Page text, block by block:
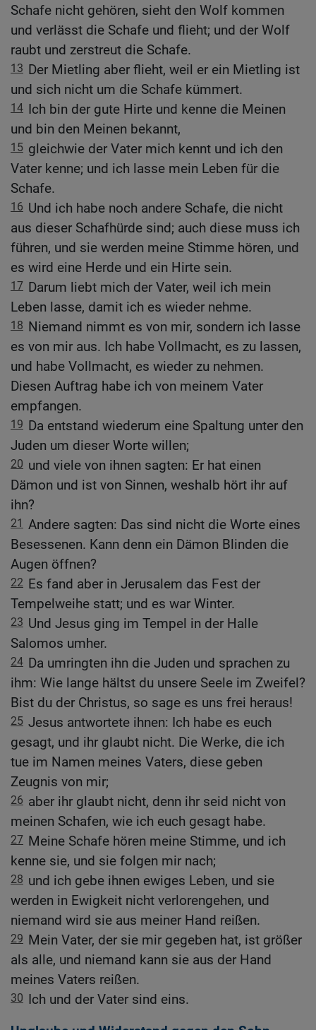
Schafe nicht gehören, sieht den Wolf kommen
und verlässt die Schafe und flieht; und der Wolf
raubt und zerstreut die Schafe.
13 Der Mietling aber flieht, weil er ein Mietling ist
und sich nicht um die Schafe kümmert.
14 Ich bin der gute Hirte und kenne die Meinen
und bin den Meinen bekannt,
15 gleichwie der Vater mich kennt und ich den
Vater kenne; und ich lasse mein Leben für die
Schafe.
16 Und ich habe noch andere Schafe, die nicht
aus dieser Schafhürde sind; auch diese muss ich
führen, und sie werden meine Stimme hören, und
es wird eine Herde und ein Hirte sein.
17 Darum liebt mich der Vater, weil ich mein
Leben lasse, damit ich es wieder nehme.
18 Niemand nimmt es von mir, sondern ich lasse
es von mir aus. Ich habe Vollmacht, es zu lassen,
und habe Vollmacht, es wieder zu nehmen.
Diesen Auftrag habe ich von meinem Vater
empfangen.
19 Da entstand wiederum eine Spaltung unter den
Juden um dieser Worte willen;
20 und viele von ihnen sagten: Er hat einen
Dämon und ist von Sinnen, weshalb hört ihr auf
ihn?
21 Andere sagten: Das sind nicht die Worte eines
Besessenen. Kann denn ein Dämon Blinden die
Augen öffnen?
22 Es fand aber in Jerusalem das Fest der
Tempelweihe statt; und es war Winter.
23 Und Jesus ging im Tempel in der Halle
Salomos umher.
24 Da umringten ihn die Juden und sprachen zu
ihm: Wie lange hältst du unsere Seele im Zweifel?
Bist du der Christus, so sage es uns frei heraus!
25 Jesus antwortete ihnen: Ich habe es euch
gesagt, und ihr glaubt nicht. Die Werke, die ich
tue im Namen meines Vaters, diese geben
Zeugnis von mir;
26 aber ihr glaubt nicht, denn ihr seid nicht von
meinen Schafen, wie ich euch gesagt habe.
27 Meine Schafe hören meine Stimme, und ich
kenne sie, und sie folgen mir nach;
28 und ich gebe ihnen ewiges Leben, und sie
werden in Ewigkeit nicht verlorengehen, und
niemand wird sie aus meiner Hand reißen.
29 Mein Vater, der sie mir gegeben hat, ist größer
als alle, und niemand kann sie aus der Hand
meines Vaters reißen.
30 Ich und der Vater sind eins.